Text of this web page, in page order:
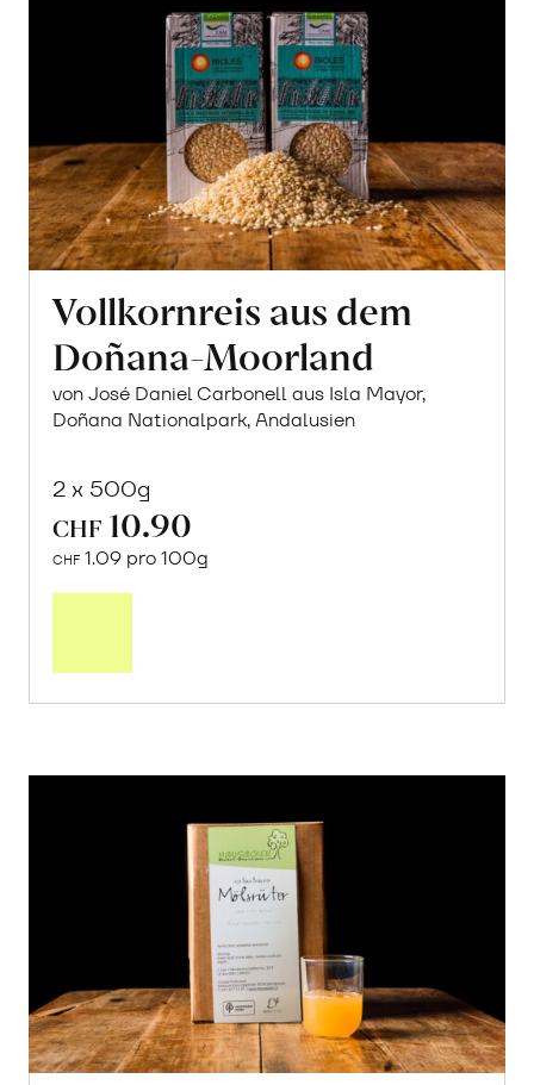
Vollkornreis aus dem
Doñana-Moorland
von José Daniel Carbonell aus Isla Mayor,
Doñana Nationalpark, Andalusien
2 x 500g
CHF 10.90
CHF 1.09 pro 100g